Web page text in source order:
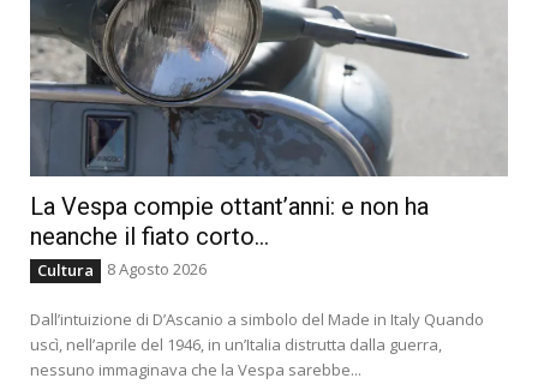
La Vespa compie ottant’anni: e non ha
neanche il fiato corto…
Cultura 8 Agosto 2026
Dall’intuizione di D’Ascanio a simbolo del Made in Italy Quando
uscì, nell’aprile del 1946, in un’Italia distrutta dalla guerra,
nessuno immaginava che la Vespa sarebbe...